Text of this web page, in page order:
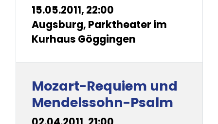
15.05.2011, 22:00
Augsburg, Parktheater im
Kurhaus Göggingen
Mozart-Requiem und
Mendelssohn-Psalm